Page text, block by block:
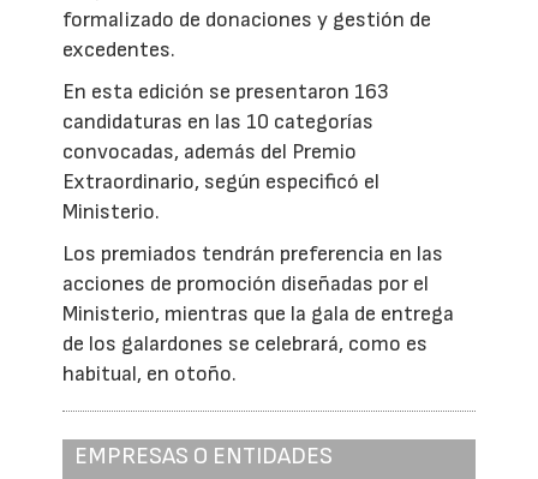
formalizado de donaciones y gestión de
excedentes.
En esta edición se presentaron 163
candidaturas en las 10 categorías
convocadas, además del Premio
Extraordinario, según especificó el
Ministerio.
Los premiados tendrán preferencia en las
acciones de promoción diseñadas por el
Ministerio, mientras que la gala de entrega
de los galardones se celebrará, como es
habitual, en otoño.
EMPRESAS O ENTIDADES